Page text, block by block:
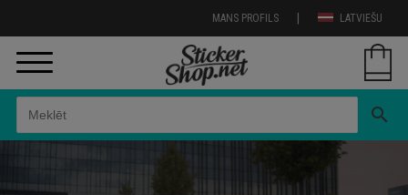
LATVIEŠU
|
MANS PROFILS
search